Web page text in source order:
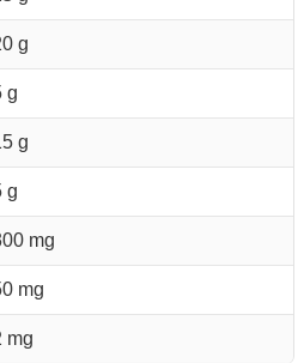
g
g
g
g
mg
mg
mg